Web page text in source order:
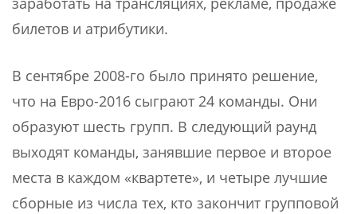
билетов и атрибутики.
В сентябре 2008-го было принято решение,
что на Евро-2016 сыграют 24 команды. Они
образуют шесть групп. В следующий раунд
выходят команды, занявшие первое и второе
места в каждом «квартете», и четыре лучшие
сборные из числа тех, кто закончит групповой